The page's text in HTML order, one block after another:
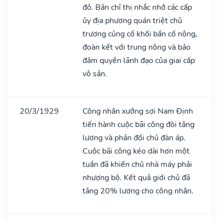
đỏ. Bản chỉ thị nhắc nhở các cấp
ủy địa phương quán triệt chủ
trương củng cố khối bần cố nông,
đoàn kết với trung nông và bảo
đảm quyền lãnh đạo của giai cấp
vô sản.
20/3/1929
Công nhân xưởng sợi Nam Định
tiến hành cuộc bãi công đòi tǎng
lương và phản đối chủ đàn áp.
Cuộc bãi công kéo dài hơn một
tuần đã khiến chủ nhà máy phải
nhượng bộ. Kết quả giới chủ đã
tǎng 20% lương cho công nhân.